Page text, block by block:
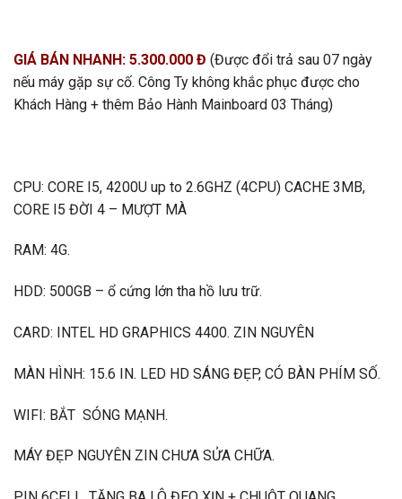
GIÁ BÁN NHANH: 5.300.000 Đ (Được đổi trả sau 07 ngày
nếu máy gặp sự cố. Công Ty không khắc phục được cho
Khách Hàng + thêm Bảo Hành Mainboard 03 Tháng)
CPU: CORE I5, 4200U up to 2.6GHZ (4CPU) CACHE 3MB,
CORE I5 ĐỜI 4 – MƯỢT MÀ
RAM: 4G.
HDD: 500GB – ổ cứng lớn tha hồ lưu trữ.
CARD: INTEL HD GRAPHICS 4400. ZIN NGUYÊN
MÀN HÌNH: 15.6 IN. LED HD SÁNG ĐẸP, CÓ BÀN PHÍM SỐ.
WIFI: BẮT SÓNG MẠNH.
MÁY ĐẸP NGUYÊN ZIN CHƯA SỬA CHỮA.